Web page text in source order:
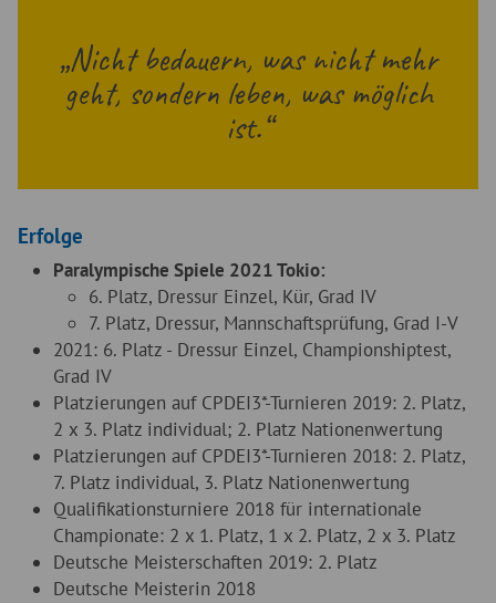
Nicht bedauern, was nicht mehr
geht, sondern leben, was möglich
ist.
Erfolge
Paralympische Spiele 2021 Tokio:
6. Platz, Dressur Einzel, Kür, Grad IV
7. Platz, Dressur, Mannschaftsprüfung, Grad I-V
2021: 6. Platz - Dressur Einzel, Championshiptest,
Grad IV
Platzierungen auf CPDEI3*-Turnieren 2019: 2. Platz,
2 x 3. Platz individual; 2. Platz Nationenwertung
Platzierungen auf CPDEI3*-Turnieren 2018: 2. Platz,
7. Platz individual, 3. Platz Nationenwertung
Qualifikationsturniere 2018 für internationale
Championate: 2 x 1. Platz, 1 x 2. Platz, 2 x 3. Platz
Deutsche Meisterschaften 2019: 2. Platz
Deutsche Meisterin 2018